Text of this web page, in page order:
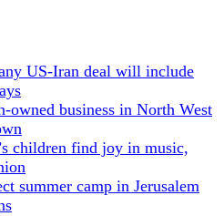
US-Iran deal will include
owned business in North West
children find joy in music,
summer camp in Jerusalem